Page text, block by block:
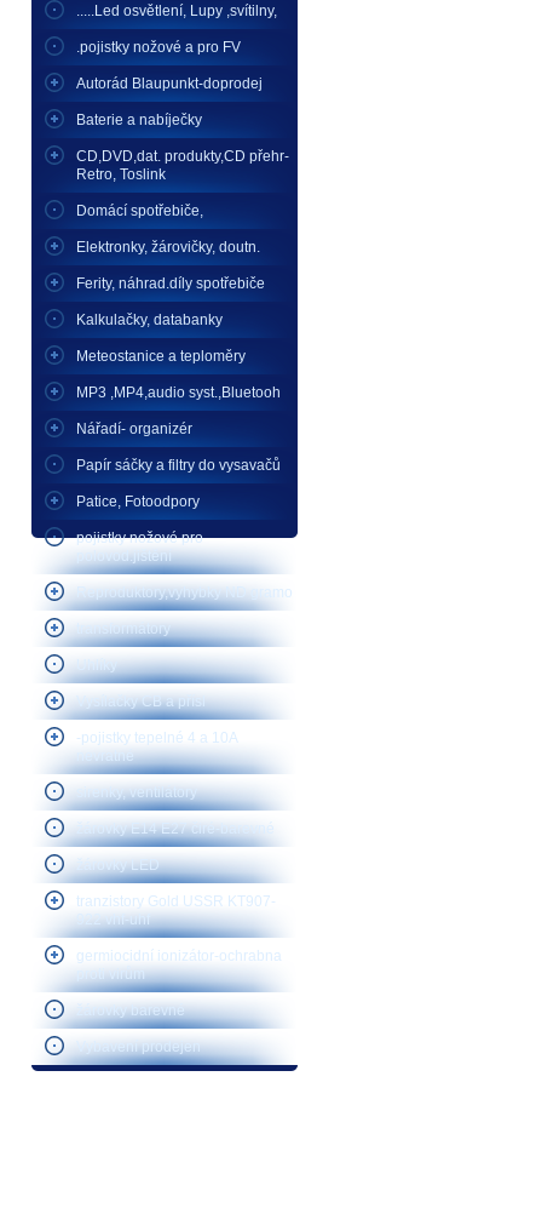
.....Led osvětlení, Lupy ,svítilny,
.pojistky nožové a pro FV
Autorád Blaupunkt-doprodej
Baterie a nabíječky
CD,DVD,dat. produkty,CD přehr-
Retro, Toslink
Domácí spotřebiče,
Elektronky, žárovičky, doutn.
Ferity, náhrad.díly spotřebiče
Kalkulačky, databanky
Meteostanice a teploměry
MP3 ,MP4,audio syst.,Bluetooh
Nářadí- organizér
Papír sáčky a filtry do vysavačů
Patice, Fotoodpory
pojistky nožové pro
polovod.jištění
Reproduktory,vyhybky ND gramo
transformátory
Uhlíky
Vysílačky CB a přísl
-pojistky tepelné 4 a 10A
nevratné
sirenky, ventilátory
žárovky E14 E27 čiré-barevné
žárovky LED
tranzistory Gold USSR KT907-
922 vhf-uhf
germiocidní ionizátor-ochrabna
proti virům
žárovky barevné
Vybavení prodejen